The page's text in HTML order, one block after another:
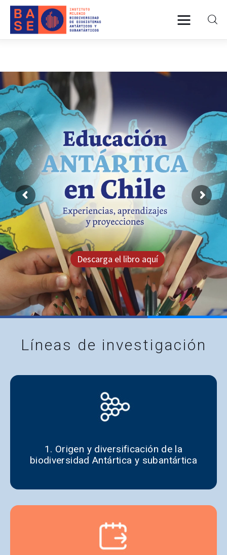
SOMOS
INVESTIGACIÓN
PUBLICACIONES
COLABORACIÓN
COMUNICACIONES
CONTACTO
Descarga el libro aquí
Líneas de investigación
1. Origen y diversificación de la
biodiversidad Antártica y subantártica